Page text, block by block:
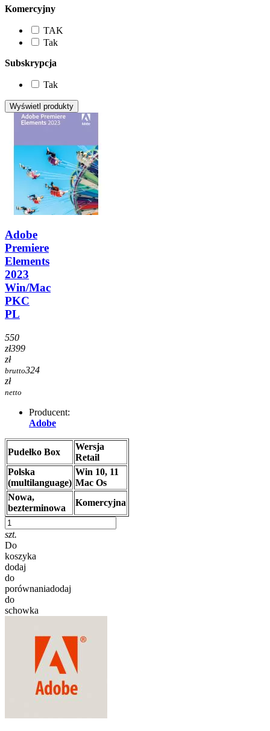
Komercyjny
TAK
Tak
Subskrypcja
Tak
Adobe
Premiere
Elements
2023
Win/Mac
PKC
PL
550
zł399
zł
brutto324
zł
netto
Producent:
Adobe
Pudełko Box
Wersja
Retail
Polska
(multilanguage)
Win 10, 11
Mac Os
Nowa,
bezterminowa
Komercyjna
szt.
Do
koszyka
dodaj
do
porównaniadodaj
do
schowka